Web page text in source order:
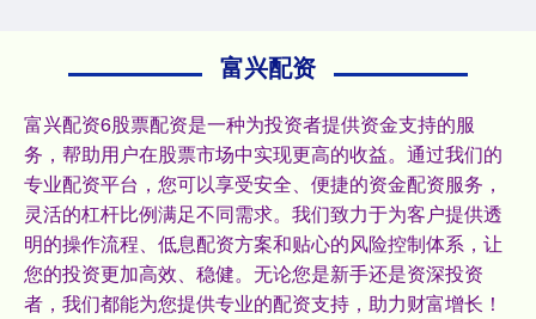
富兴配资
富兴配资6股票配资是一种为投资者提供资金支持的服
务，帮助用户在股票市场中实现更高的收益。通过我们的
专业配资平台，您可以享受安全、便捷的资金配资服务，
灵活的杠杆比例满足不同需求。我们致力于为客户提供透
明的操作流程、低息配资方案和贴心的风险控制体系，让
您的投资更加高效、稳健。无论您是新手还是资深投资
者，我们都能为您提供专业的配资支持，助力财富增长！